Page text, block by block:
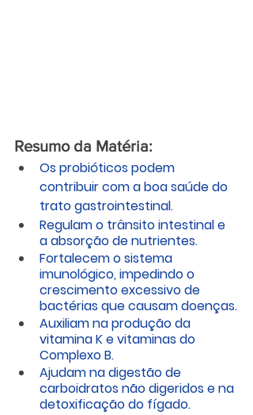
Resumo da Matéria:
Os probióticos podem
contribuir com a boa saúde do
trato gastrointestinal.
Regulam o trânsito intestinal e
a absorção de nutrientes.
Fortalecem o sistema
imunológico, impedindo o
crescimento excessivo de
bactérias que causam doenças.
Auxiliam na produção da
vitamina K e vitaminas do
Complexo B.
Ajudam na digestão de
carboidratos não digeridos e na
detoxificação do fígado.